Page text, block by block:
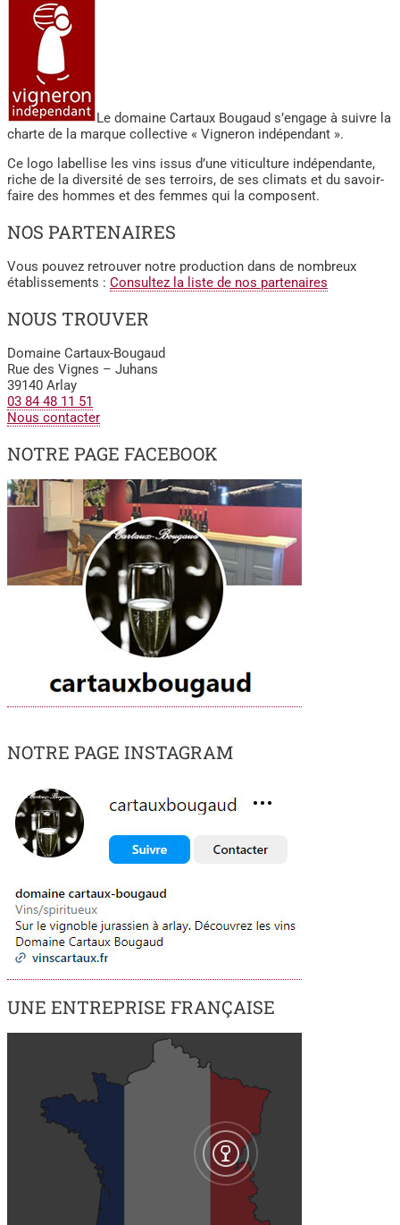
Le domaine Cartaux Bougaud s’engage à suivre la
charte de la marque collective « Vigneron indépendant ».
Ce logo labellise les vins issus d’une viticulture indépendante,
riche de la diversité de ses terroirs, de ses climats et du savoir-
faire des hommes et des femmes qui la composent.
NOS PARTENAIRES
Vous pouvez retrouver notre production dans de nombreux
établissements : Consultez la liste de nos partenaires
NOUS TROUVER
Domaine Cartaux-Bougaud
Rue des Vignes – Juhans
39140 Arlay
03 84 48 11 51
Nous contacter
NOTRE PAGE FACEBOOK
NOTRE PAGE INSTAGRAM
UNE ENTREPRISE FRANÇAISE